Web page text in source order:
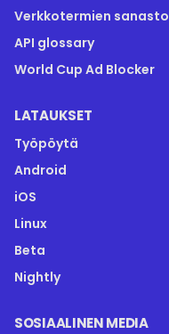
Verkkotermien sanasto
API glossary
World Cup Ad Blocker
LATAUKSET
Työpöytä
Android
iOS
Linux
Beta
Nightly
SOSIAALINEN MEDIA